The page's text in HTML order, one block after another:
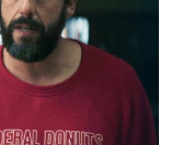
TEN FILM DO PLAYLISTY